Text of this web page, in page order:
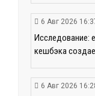
6 Авг 2026
Исследование:
кешбэка
6 Авг 2026